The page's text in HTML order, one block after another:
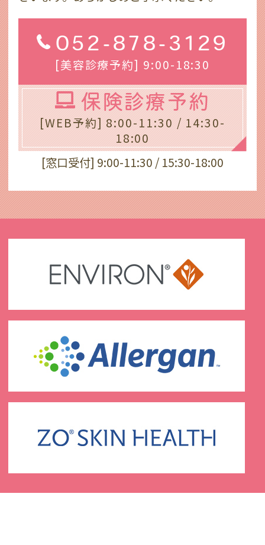
052-878-3129
[美容診療予約] 9:00-18:30
保険診療予約
[WEB予約] 8:00-11:30 / 14:30-
18:00
[窓口受付] 9:00-11:30 / 15:30-18:00